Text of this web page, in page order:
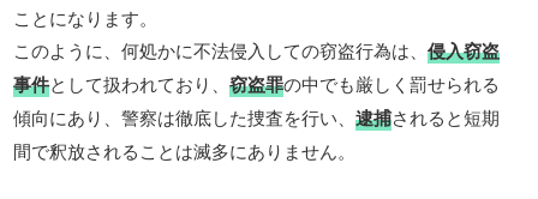
ことになります。
このように、何処かに不法侵入しての窃盗行為は、侵入窃盗
事件として扱われており、窃盗罪の中でも厳しく罰せられる
傾向にあり、警察は徹底した捜査を行い、逮捕されると短期
間で釈放されることは滅多にありません。